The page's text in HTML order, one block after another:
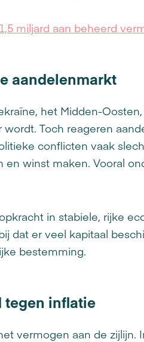
miljard aan beheerd
aandelenmarkt
het Midden-
Toch reageren
conflicten vaak
winst maken. Vooral
in stabiele, rijke
dat er veel kapitaal
bestemming.
tegen inflatie
vermogen aan de zijlijn.